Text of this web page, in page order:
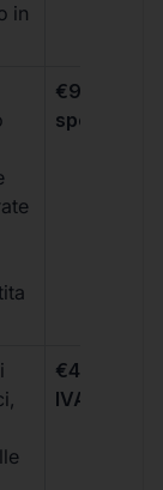
in
€99 + IVA
spese
€499 +
IVA/